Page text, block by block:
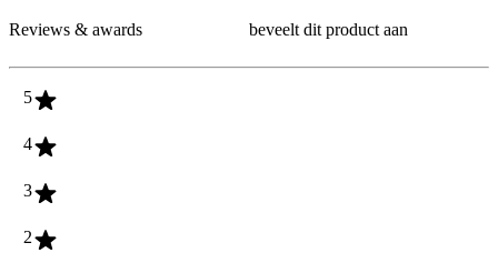
Reviews & awards
beveelt dit product aan
5
4
3
2